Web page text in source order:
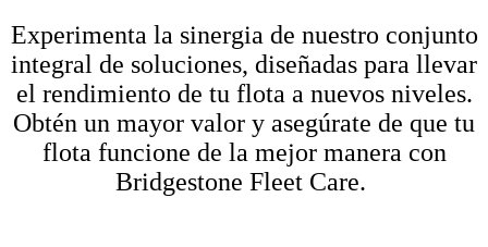
Experimenta la sinergia de nuestro conjunto
integral de soluciones, diseñadas para llevar
el rendimiento de tu flota a nuevos niveles.
Obtén un mayor valor y asegúrate de que tu
flota funcione de la mejor manera con
Bridgestone Fleet Care.